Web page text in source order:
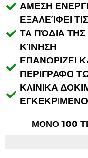
ΑΜΕΣΗ
ΕΞΑΛΕΊΦΕΙ
ΤΑ ΠΌΔΙΑ
ΚΊΝΗΣΗ
ΕΠΑΝΟΡΙΖΕΙ
ΠΕΡΙΓΡΑΦΟ
ΚΛΙΝΙΚΑ
ΕΓΚΕΚΡΙΜΕΝΟ
ΜΟΝΟ 100